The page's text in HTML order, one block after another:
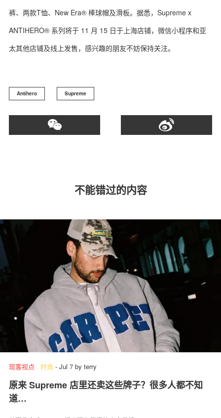
裤、两款T恤、New Era® 棒球帽及滑板。据悉，Supreme x
ANTIHERO® 系列将于 11 月 15 日于上海店铺，微信小程序和亚
太其他店铺及线上发售，感兴趣的朋友不妨保持关注。
Antihero Supreme
不能错过的内容
现客视点 . 时尚 - Jul 7 by terry
原来 Supreme 店里还卖这些牌子？很多人都不知
道…